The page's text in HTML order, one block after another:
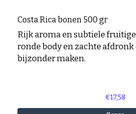
Costa Rica bonen 500 gr
Rijk aroma en subtiele
ronde body en zachte afdronk
bijzonder maken.
€17,58